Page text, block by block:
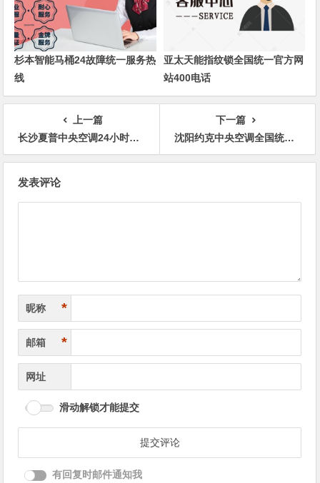
杉本智能马桶24故障统一服务热
线
亚太天能指纹锁全国统一官方网
站400电话
上一篇
长沙夏普中央空调24小时修护热线
下一篇
沈阳约克中央空调全国统一24小时400服务中心
发表评论
昵称 *
邮箱 *
网址
滑动解锁才能提交
有回复时邮件通知我